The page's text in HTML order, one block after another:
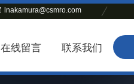
lnakamura@csmro.com
在线留言 联系我们